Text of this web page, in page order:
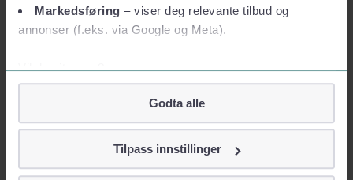
Markedsføring – viser deg relevante tilbud og
annonser (f.eks. via Google og Meta).
Vil du vite mer?
Om informasjonskapsler
Googles retningslinjer for personvern
Vi tar ditt personvern på alvor
Godta alle
Tilpass innstillinger